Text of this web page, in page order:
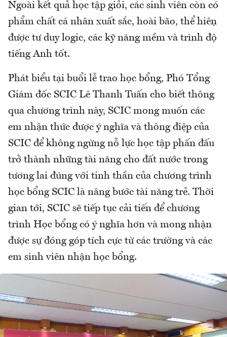
Ngoài kết quả học tập giỏi, các sinh viên còn có
phẩm chất cá nhân xuất sắc, hoài bão, thể hiện
được tư duy logic, các kỹ năng mềm và trình độ
tiếng Anh tốt.
Phát biểu tại buổi lễ trao học bổng, Phó Tổng
Giám đốc SCIC Lê Thanh Tuấn cho biết thông
qua chương trình này, SCIC mong muốn các
em nhận thức được ý nghĩa và thông điệp của
SCIC để không ngừng nỗ lực học tập phấn đấu
trở thành những tài năng cho đất nước trong
tương lai đúng với tinh thần của chương trình
học bổng SCIC là nâng bước tài năng trẻ. Thời
gian tới, SCIC sẽ tiếp tục cải tiến để chương
trình Học bổng có ý nghĩa hơn và mong nhận
được sự đóng góp tích cực từ các trường và các
em sinh viên nhận học bổng.